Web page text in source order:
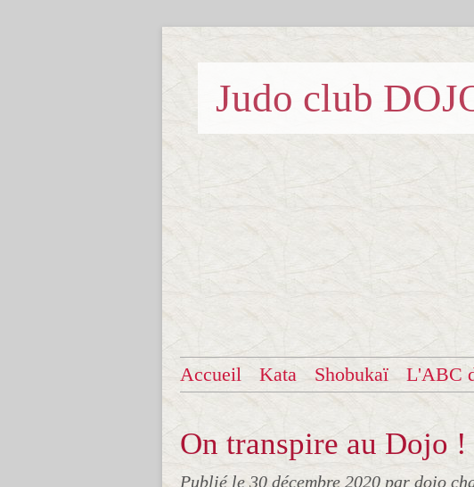
Judo club
Accueil Kata Shobukaï L'ABC
On transpire au Dojo !
Publié le 30 décembre 2020 par dojo